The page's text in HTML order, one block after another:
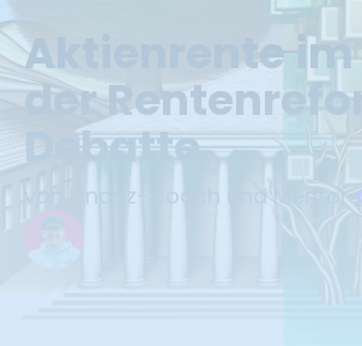
Aktienrente im
der
Debatte
von Finanz-Coach und Mentor